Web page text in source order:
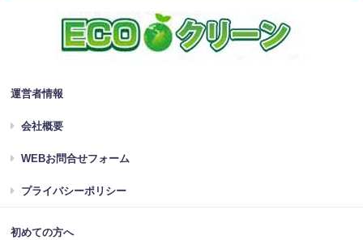
運営者情報
会社概要
WEBお問合せフォーム
プライバシーポリシー
初めての方へ